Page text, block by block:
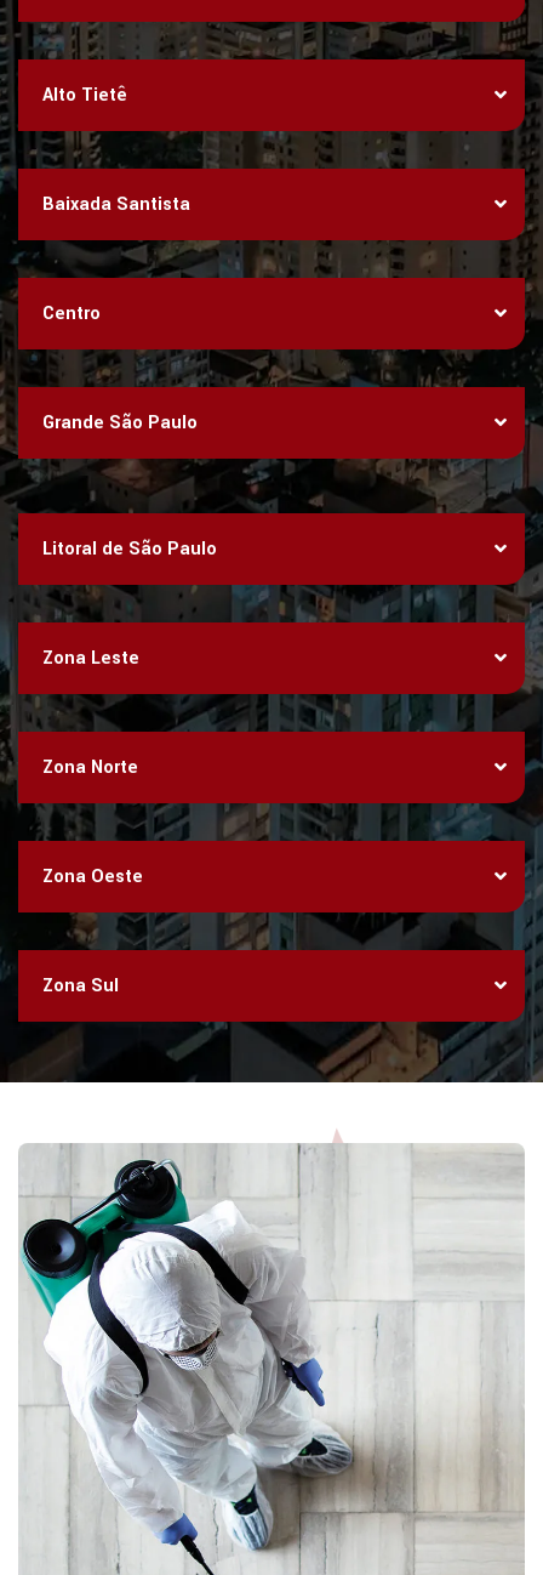
Alto Tietê
Baixada Santista
Centro
Grande São Paulo
Litoral de São Paulo
Zona Leste
Zona Norte
Zona Oeste
Zona Sul